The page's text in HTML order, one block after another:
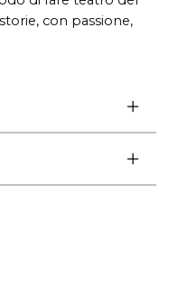
con passione,
Elsa